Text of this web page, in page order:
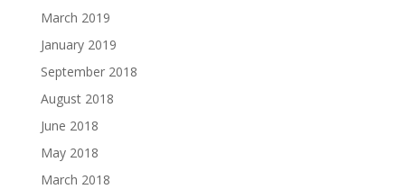
March 2019
January 2019
September 2018
August 2018
June 2018
May 2018
March 2018